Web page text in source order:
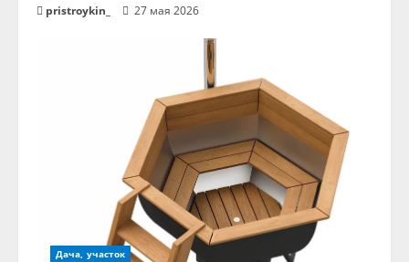
pristroykin_ 27 мая 2026
Дача, участок